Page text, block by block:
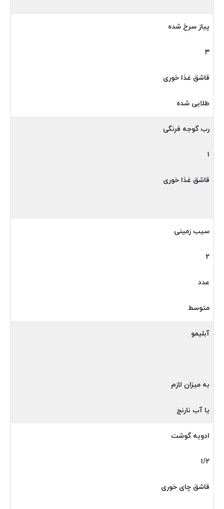
پیاز سرخ شده
۳
قاشق غذا خوری
طلایی شده
رب گوجه فرنگی
۱
قاشق غذا خوری
سیب زمینی
۲
عدد
متوسط
آبلیمو
به میزان لازم
یا آب نارنج
ادویه گوشت
۱/۲
قاشق چای خوری